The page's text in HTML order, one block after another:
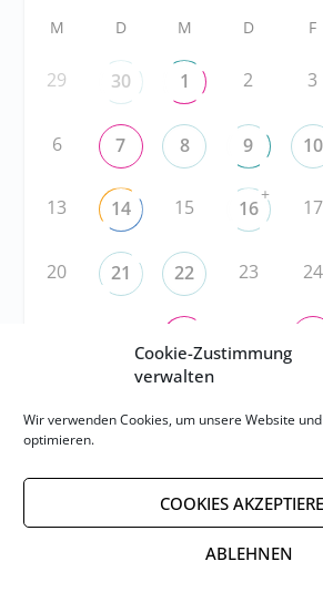
Cookie-Zustimmung
verwalten
Wir verwenden Cookies, um unsere Website
optimieren.
COOKIES
ABLEHNEN
M D M D F
29 30 1 2 3
6 7 8 9 10
13 14 15 16
+
17
20 21 22 23 24
RSS
RSS-FEED abonnieren